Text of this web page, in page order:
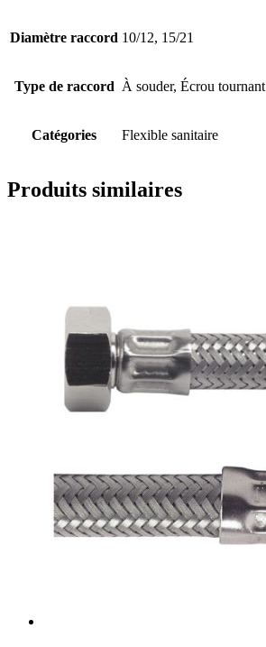
Diamètre raccord 10/12, 15/21
Type de raccord À souder, Écrou tournant
Catégories Flexible sanitaire
Produits similaires